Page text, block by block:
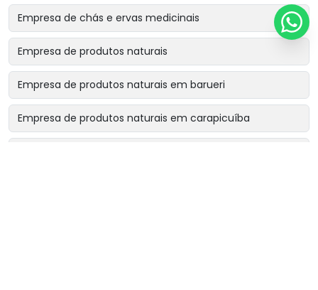
Empresa de chás e ervas medicinais
Empresa de produtos naturais
Empresa de produtos naturais em barueri
Empresa de produtos naturais em carapicuíba